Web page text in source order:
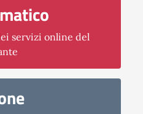
servizi online del